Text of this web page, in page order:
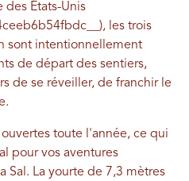
États-Unis
les trois
sont intentionnellement
de départ des sentiers,
de se réveiller, de franchir le
toute l'année, ce qui
pour vos aventures
Sal. La yourte de 7,3 mètres